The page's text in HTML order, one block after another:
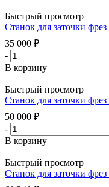
Быстрый просмотр
Станок для заточки
35 000 ₽
-
В корзину
Быстрый просмотр
Станок для заточки
50 000 ₽
-
В корзину
Быстрый просмотр
Станок для заточки фрез